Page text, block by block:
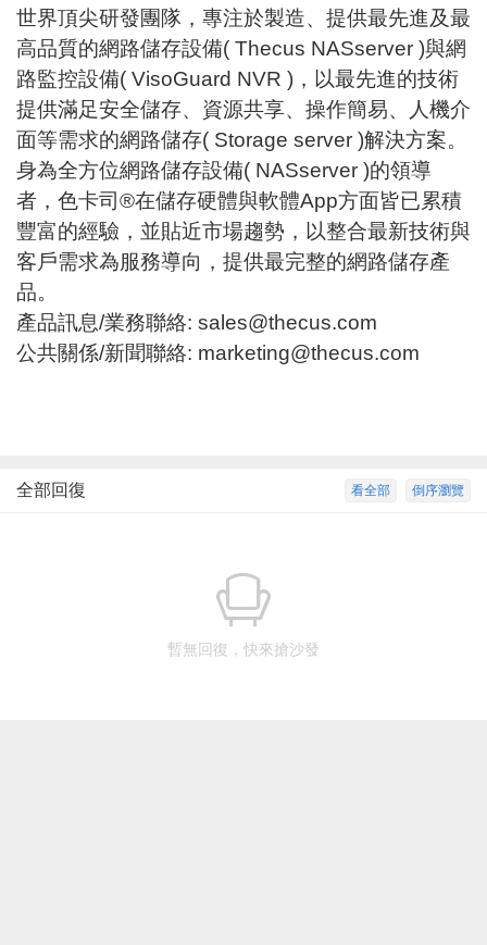
世界頂尖研發團隊，專注於製造、提供最先進及最
高品質的網路儲存設備( Thecus NASserver )與網
路監控設備( VisoGuard NVR )，以最先進的技術
提供滿足安全儲存、資源共享、操作簡易、人機介
面等需求的網路儲存( Storage server )解決方案。
身為全方位網路儲存設備( NASserver )的領導
者，色卡司®在儲存硬體與軟體App方面皆已累積
豐富的經驗，並貼近市場趨勢，以整合最新技術與
客戶需求為服務導向，提供最完整的網路儲存產
品。
產品訊息/業務聯絡: sales@thecus.com
公共關係/新聞聯絡: marketing@thecus.com
倒序瀏覽
看全部
全部回復
暫無回復，快來搶沙發